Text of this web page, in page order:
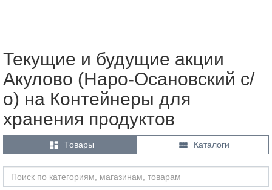
Текущие и будущие акции
Акулово (Наро-Осановский с/
о) на Контейнеры для
хранения продуктов
 Товары  Каталоги